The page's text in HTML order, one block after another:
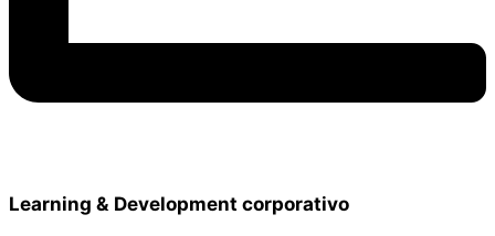
Learning & Development corporativo